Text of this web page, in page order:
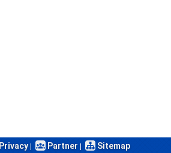
Privacy Partner Sitemap